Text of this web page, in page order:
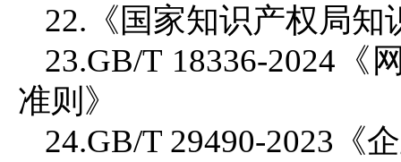
22.《国家知识产权局
23.GB/T 18336-2024
准则》
24.GB/T 29490-2023《